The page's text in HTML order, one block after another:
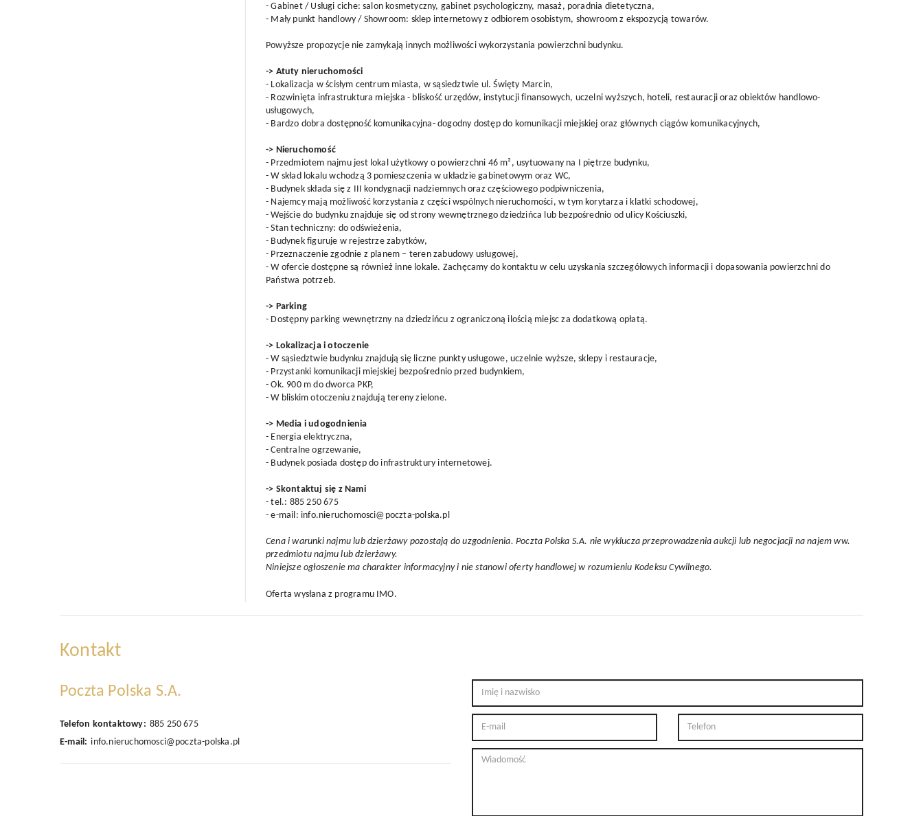
- Gabinet / Usługi ciche: salon kosmetyczny, gabinet psychologiczny, masaż, poradnia dietetyczna,
- Mały punkt handlowy / Showroom: sklep internetowy z odbiorem osobistym, showroom z ekspozycją towarów.
Powyższe propozycje nie zamykają innych możliwości wykorzystania powierzchni budynku.
-> Atuty nieruchomości
- Lokalizacja w ścisłym centrum miasta, w sąsiedztwie ul. Święty Marcin,
- Rozwinięta infrastruktura miejska - bliskość urzędów, instytucji finansowych, uczelni wyższych, hoteli, restauracji oraz obiektów handlowo-
usługowych,
- Bardzo dobra dostępność komunikacyjna- dogodny dostęp do komunikacji miejskiej oraz głównych ciągów komunikacyjnych,
-> Nieruchomość
- Przedmiotem najmu jest lokal użytkowy o powierzchni 46 m², usytuowany na I piętrze budynku,
- W skład lokalu wchodzą 3 pomieszczenia w układzie gabinetowym oraz WC,
- Budynek składa się z III kondygnacji nadziemnych oraz częściowego podpiwniczenia,
- Najemcy mają możliwość korzystania z części wspólnych nieruchomości, w tym korytarza i klatki schodowej,
- Wejście do budynku znajduje się od strony wewnętrznego dziedzińca lub bezpośrednio od ulicy Kościuszki,
- Stan techniczny: do odświeżenia,
- Budynek figuruje w rejestrze zabytków,
- Przeznaczenie zgodnie z planem – teren zabudowy usługowej,
- W ofercie dostępne są również inne lokale. Zachęcamy do kontaktu w celu uzyskania szczegółowych informacji i dopasowania powierzchni do
Państwa potrzeb.
-> Parking
- Dostępny parking wewnętrzny na dziedzińcu z ograniczoną ilością miejsc za dodatkową opłatą.
-> Lokalizacja i otoczenie
- W sąsiedztwie budynku znajdują się liczne punkty usługowe, uczelnie wyższe, sklepy i restauracje,
- Przystanki komunikacji miejskiej bezpośrednio przed budynkiem,
- Ok. 900 m do dworca PKP,
- W bliskim otoczeniu znajdują tereny zielone.
-> Media i udogodnienia
- Energia elektryczna,
- Centralne ogrzewanie,
- Budynek posiada dostęp do infrastruktury internetowej.
-> Skontaktuj się z Nami
- tel.: 885 250 675
- e-mail: info.nieruchomosci@poczta-polska.pl
Cena i warunki najmu lub dzierżawy pozostają do uzgodnienia. Poczta Polska S.A. nie wyklucza przeprowadzenia aukcji lub negocjacji na najem ww.
przedmiotu najmu lub dzierżawy.
Niniejsze ogłoszenie ma charakter informacyjny i nie stanowi oferty handlowej w rozumieniu Kodeksu Cywilnego.
Oferta wysłana z programu IMO.
Kontakt
Poczta Polska S.A.
Telefon kontaktowy: 885 250 675
E-mail: info.nieruchomosci@poczta-polska.pl